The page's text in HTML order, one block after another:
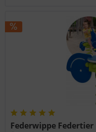
Federwippe Federtier